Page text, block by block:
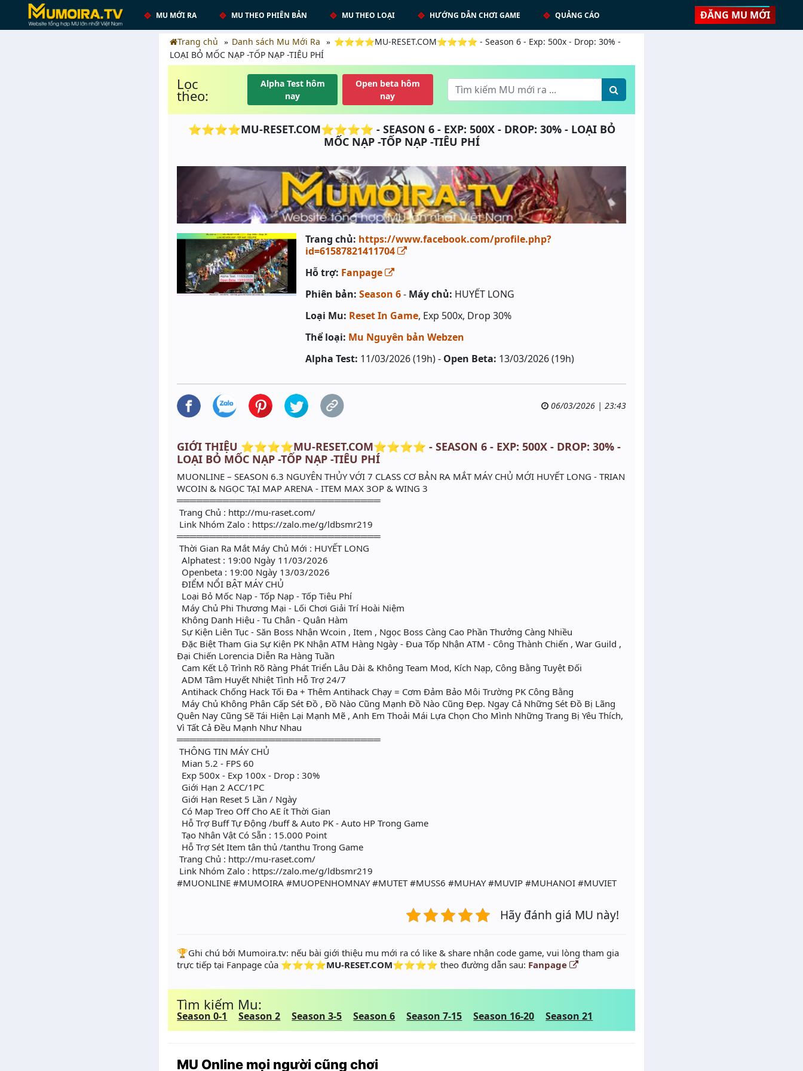
MU MỚI RA MU THEO PHIÊN BẢN MU THEO LOẠI HƯỚNG DẪN CHƠI GAME QUẢNG CÁO ĐĂNG MU MỚI
Trang chủ Danh sách Mu Mới Ra
⭐⭐⭐⭐MU-RESET.COM⭐⭐⭐⭐ - Season 6 - Exp: 500x - Drop: 30% -
LOẠI BỎ MỐC NẠP -TỐP NẠP -TIÊU PHÍ
Lọc
theo:
Alpha Test hôm
nay
Open beta hôm
nay
⭐⭐⭐⭐MU-RESET.COM⭐⭐⭐⭐ - SEASON 6 - EXP: 500X - DROP: 30% - LOẠI BỎ
MỐC NẠP -TỐP NẠP -TIÊU PHÍ
Trang chủ: https://www.facebook.com/profile.php?
id=61587821411704
Hỗ trợ: Fanpage
Phiên bản: Season 6- Máy chủ: HUYẾT LONG
Loại Mu: Reset In Game, Exp 500x, Drop 30%
Thể loại: Mu Nguyên bản Webzen
Alpha Test: 11/03/2026 (19h) - Open Beta: 13/03/2026 (19h)
06/03/2026 | 23:43
GIỚI THIỆU ⭐⭐⭐⭐MU-RESET.COM⭐⭐⭐⭐ - SEASON 6 - EXP: 500X - DROP: 30% -
LOẠI BỎ MỐC NẠP -TỐP NẠP -TIÊU PHÍ
MUONLINE – SEASON 6.3 NGUYÊN THỦY VỚI 7 CLASS CƠ BẢN RA MẮT MÁY CHỦ MỚI HUYẾT LONG - TRIAN
WCOIN & NGỌC TẠI MAP ARENA - ITEM MAX 3OP & WING 3
═══════════════════════════════
Trang Chủ : http://mu-raset.com/
Link Nhóm Zalo : https://zalo.me/g/ldbsmr219
═══════════════════════════════
Thời Gian Ra Mắt Máy Chủ Mới : HUYẾT LONG
Alphatest : 19:00 Ngày 11/03/2026
Openbeta : 19:00 Ngày 13/03/2026
ĐIỂM NỔI BẬT MÁY CHỦ
Loại Bỏ Mốc Nạp - Tốp Nạp - Tốp Tiêu Phí
Máy Chủ Phi Thương Mại - Lối Chơi Giải Trí Hoài Niệm
Không Danh Hiệu - Tu Chân - Quân Hàm
Sự Kiện Liên Tục - Săn Boss Nhận Wcoin , Item , Ngọc Boss Càng Cao Phần Thưởng Càng Nhiều
Đặc Biệt Tham Gia Sự Kiện PK Nhận ATM Hàng Ngày - Đua Tốp Nhận ATM - Công Thành Chiến , War Guild ,
Đại Chiến Lorencia Diễn Ra Hàng Tuần
Cam Kết Lộ Trình Rõ Ràng Phát Triển Lâu Dài & Không Team Mod, Kích Nạp, Công Bằng Tuyệt Đối
ADM Tâm Huyết Nhiệt Tình Hỗ Trợ 24/7
Antihack Chống Hack Tối Đa + Thêm Antihack Chạy = Cơm Đảm Bảo Môi Trường PK Công Bằng
Máy Chủ Không Phân Cấp Sét Đồ , Đồ Nào Cũng Mạnh Đồ Nào Cũng Đẹp. Ngay Cả Những Sét Đồ Bị Lãng
Quên Nay Cũng Sẽ Tái Hiện Lại Mạnh Mẽ , Anh Em Thoải Mái Lựa Chọn Cho Mình Những Trang Bị Yêu Thích,
Vì Tất Cả Đều Mạnh Như Nhau
═══════════════════════════════
THÔNG TIN MÁY CHỦ
Mian 5.2 - FPS 60
Exp 500x - Exp 100x - Drop : 30%
Giới Hạn 2 ACC/1PC
Giới Hạn Reset 5 Lần / Ngày
Có Map Treo Off Cho AE ít Thời Gian
Hỗ Trợ Buff Tự Động /buff & Auto PK - Auto HP Trong Game
Tạo Nhân Vật Có Sẵn : 15.000 Point
Hỗ Trợ Sét Item tân thủ /tanthu Trong Game
Trang Chủ : http://mu-raset.com/
Link Nhóm Zalo : https://zalo.me/g/ldbsmr219
#MUONLINE #MUMOIRA #MUOPENHOMNAY #MUTET #MUSS6 #MUHAY #MUVIP #MUHANOI #MUVIET
Hãy đánh giá MU này!
️🏆Ghi chú bởi Mumoira.tv: nếu bài giới thiệu mu mới ra có like & share nhận code game, vui lòng tham gia
trực tiếp tại Fanpage của ⭐⭐⭐⭐MU-RESET.COM⭐⭐⭐⭐ theo đường dẫn sau: Fanpage
Tìm kiếm Mu:
Season 0-1 Season 2 Season 3-5 Season 6 Season 7-15 Season 16-20 Season 21
MU Online mọi người cũng chơi